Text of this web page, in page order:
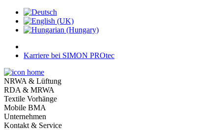
Karriere bei SIMON PROtec
NRWA & Lüftung
RDA & MRWA
Textile Vorhänge
Mobile BMA
Unternehmen
Kontakt & Service